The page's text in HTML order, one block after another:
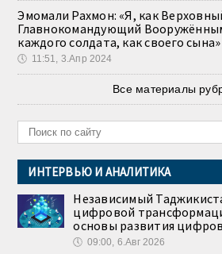
Эмомали Рахмон: «Я, как
Главнокомандующий
каждого солдата, как своего сына»
🕔 11:51, 3.Апр 2024
Все материалы
ИНТЕРВЬЮ И АНАЛИТИКА
Независимый
цифровой
основы развития
🕔 09:00, 6.Авг 2026